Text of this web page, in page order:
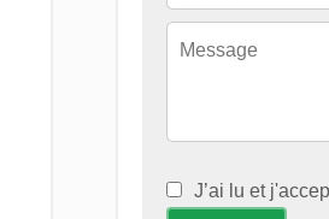
J’ai lu et